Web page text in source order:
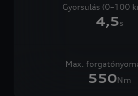
Gyorsulás (0–100
4,5s
Max.
550Nm